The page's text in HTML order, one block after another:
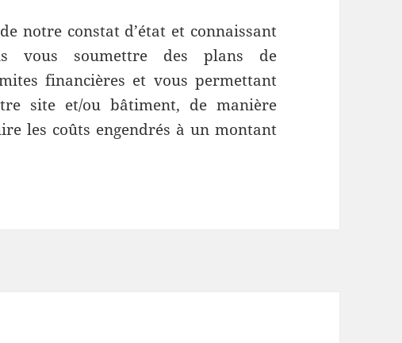
notre constat d’état et connaissant
vous soumettre des plans de
financières et vous permettant
site et/ou bâtiment, de manière
les coûts engendrés à un montant